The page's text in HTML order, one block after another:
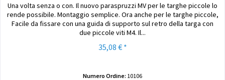
Una volta senza o con. Il nuovo paraspruzzi MV per le targhe piccole lo
rende possibile. Montaggio semplice. Ora anche per le targhe piccole,
Facile da fissare con una guida di supporto sul retro della targa con
due piccole viti M4. Il...
35,08 € *
Numero Ordine: 10106